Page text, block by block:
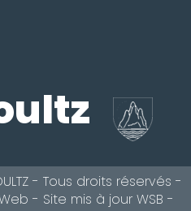
- Tous droits réservés -
- Site mis à jour WSB -